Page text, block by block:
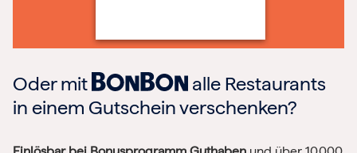
Oder mit
alle Restaurants
in einem Gutschein verschenken?